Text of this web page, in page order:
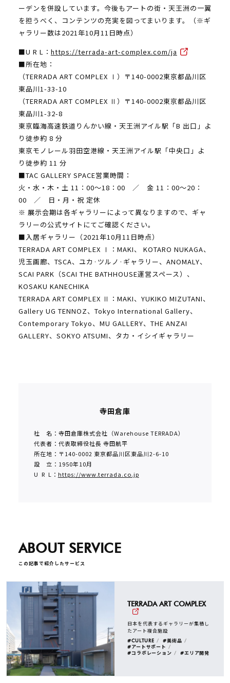
ーデンを併設しています。今後もアートの街・天王洲の一翼
を担うべく、コンテンツの充実を図ってまいります。（※ギ
ャラリー数は2021年10月11日時点）
■U R L： https://terrada-art-complex.com/ja
■所在地：
（TERRADA ART COMPLEX Ⅰ）〒140-0002東京都品川区
東品川1-33-10
（TERRADA ART COMPLEX Ⅱ）〒140-0002東京都品川区
東品川1-32-8
東京臨海高速鉄道りんかい線・天王洲アイル駅「B 出口」よ
り徒歩約 8 分
東京モノレール羽⽥空港線・天王洲アイル駅「中央口」よ
り徒歩約 11 分
■TAC GALLERY SPACE営業時間：
火・水・木・土 11：00～18：00 ／ 金 11：00～20：
00 ／ 日・月・祝 定休
※ 展示会期は各ギャラリーによって異なりますので、ギャ
ラリーの公式サイトにてご確認ください。
■入居ギャラリー（2021年10月11日時点）
TERRADA ART COMPLEX Ⅰ：MAKI、 KOTARO NUKAGA、
児玉画廊、TSCA、ユカ·ツルノ·ギャラリー、ANOMALY、
SCAI PARK（SCAI THE BATHHOUSE運営スペース）、
KOSAKU KANECHIKA
TERRADA ART COMPLEX Ⅱ：MAKI、YUKIKO MIZUTANI、
Gallery UG TENNOZ、Tokyo International Gallery、
Contemporary Tokyo、MU GALLERY、THE ANZAI
GALLERY、SOKYO ATSUMI、タカ・イシイギャラリー
寺田倉庫
社 名：寺田倉庫株式会社（Warehouse TERRADA）
代表者：代表取締役社長 寺田航平
所在地：〒140-0002 東京都品川区東品川2-6-10
設 立：1950年10月
U R L： https://www.terrada.co.jp
ABOUT SERVICE
この記事で紹介したサービス
TERRADA ART COMPLEX
日本を代表するギャラリーが集積し
たアート複合施設
#CULTURE
#美術品
#アートサポート
#コラボレーション
#エリア開発